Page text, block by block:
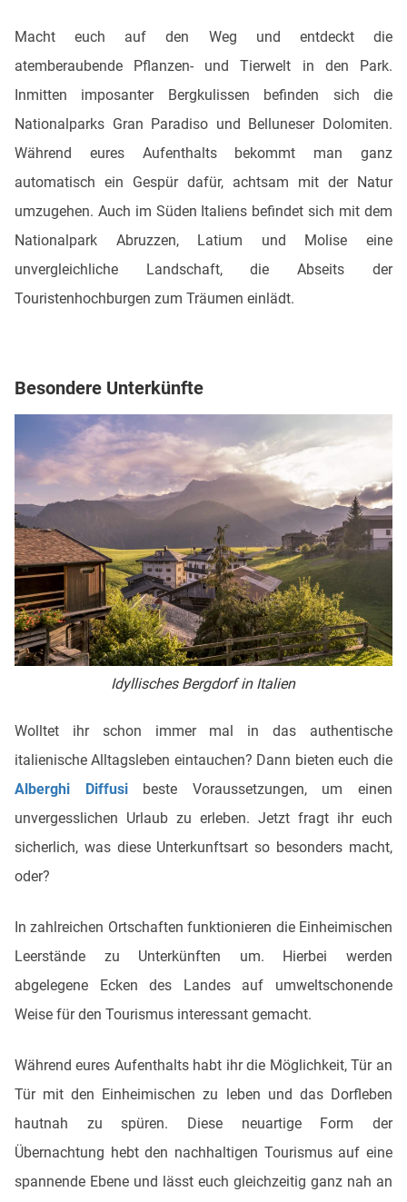
Macht euch auf den Weg und entdeckt die
atemberaubende Pflanzen- und Tierwelt in den Park.
Inmitten imposanter Bergkulissen befinden sich die
Nationalparks Gran Paradiso und Belluneser Dolomiten.
Während eures Aufenthalts bekommt man ganz
automatisch ein Gespür dafür, achtsam mit der Natur
umzugehen. Auch im Süden Italiens befindet sich mit dem
Nationalpark Abruzzen, Latium und Molise eine
unvergleichliche Landschaft, die Abseits der
Touristenhochburgen zum Träumen einlädt.
Besondere Unterkünfte
Idyllisches Bergdorf in Italien
Wolltet ihr schon immer mal in das authentische
italienische Alltagsleben eintauchen? Dann bieten euch die
Alberghi Diffusibeste Voraussetzungen, um einen
unvergesslichen Urlaub zu erleben. Jetzt fragt ihr euch
sicherlich, was diese Unterkunftsart so besonders macht,
oder?
In zahlreichen Ortschaften funktionieren die Einheimischen
Leerstände zu Unterkünften um. Hierbei werden
abgelegene Ecken des Landes auf umweltschonende
Weise für den Tourismus interessant gemacht.
Während eures Aufenthalts habt ihr die Möglichkeit, Tür an
Tür mit den Einheimischen zu leben und das Dorfleben
hautnah zu spüren. Diese neuartige Form der
Übernachtung hebt den nachhaltigen Tourismus auf eine
spannende Ebene und lässt euch gleichzeitig ganz nah an